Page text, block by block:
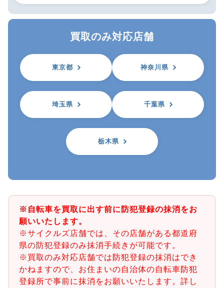
買取のみ対応店舗
東京都 神奈川県
埼玉県 千葉県
栃木県
※自転車を買取に出す前に防犯登録の抹消をお
願いいたします。
※サイクルズ店舗では、その店舗がある都道府
県の防犯登録のみ抹消手続きが可能です。
※買取のみ対応店舗では防犯登録の抹消はでき
かねますので、お住まいの自治体の自転車防犯
登録所で事前に抹消をお願いいたします。詳し